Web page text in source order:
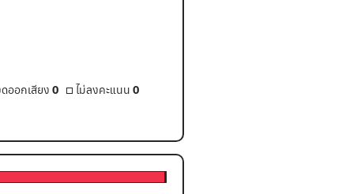
ออกเสียง 0 ไม่ลงคะแนน 0